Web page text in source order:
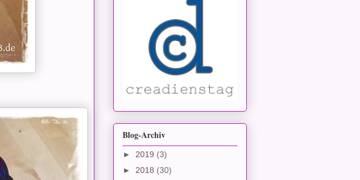
Blog-Archiv
► 2019 (3)
► 2018 (30)